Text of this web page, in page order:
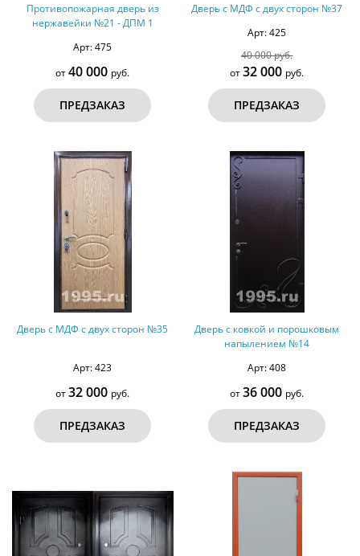
Противопожарная дверь из
нержавейки №21 - ДПМ 1
Арт: 475
от40 000 руб.
ПРЕДЗАКАЗ
Дверь с МДФ с двух сторон №37
Арт: 425
40 000 руб.
от32 000 руб.
ПРЕДЗАКАЗ
Дверь с МДФ с двух сторон №35
Арт: 423
от32 000 руб.
ПРЕДЗАКАЗ
Дверь с ковкой и порошковым
напылением №14
Арт: 408
от36 000 руб.
ПРЕДЗАКАЗ